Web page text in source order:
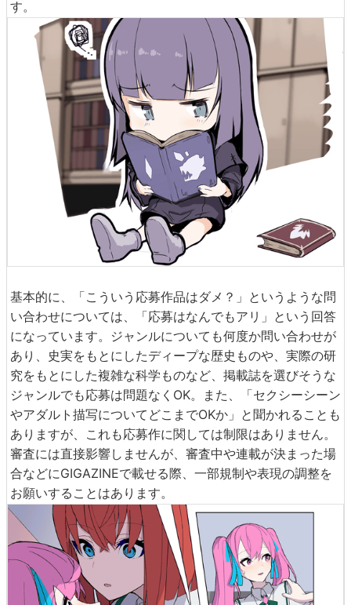
す。
基本的に、「こういう応募作品はダメ？」というような問
い合わせについては、「応募はなんでもアリ」という回答
になっています。ジャンルについても何度か問い合わせが
あり、史実をもとにしたディープな歴史ものや、実際の研
究をもとにした複雑な科学ものなど、掲載誌を選びそうな
ジャンルでも応募は問題なくOK。また、「セクシーシーン
やアダルト描写についてどこまでOKか」と聞かれることも
ありますが、これも応募作に関しては制限はありません。
審査には直接影響しませんが、審査中や連載が決まった場
合などにGIGAZINEで載せる際、一部規制や表現の調整を
お願いすることはあります。